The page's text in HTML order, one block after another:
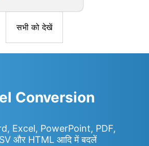
सभी को देखें
Conversion
Excel, PowerPoint, PDF,
और HTML आदि में बदलें